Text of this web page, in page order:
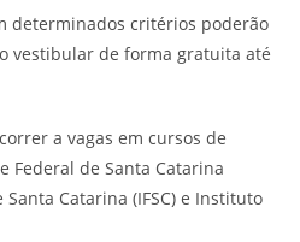
determinados critérios poderão
vestibular de forma gratuita até
a vagas em cursos de
Federal de Santa Catarina
Santa Catarina (IFSC) e Instituto